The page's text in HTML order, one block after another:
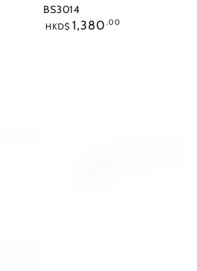
販：
BS3014
正
HKD$ 1,380 .00